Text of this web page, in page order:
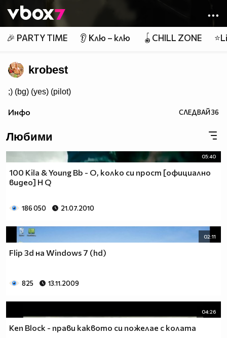
👾
🎉 PARTY TIME 👂 Клю – клю 🪀CHILL ZONE
krobest
;) (bg) (yes) (pilot)
Инфо СЛЕДВАЙ36
Любими
05:40
100 Kila & Young Bb - О, колко си прост [официално
видео] H Q
186 050 21.07.2010
02:11
Flip 3d на Windows 7 (hd)
825 13.11.2009
04:26
Ken Block - прави каквото си пожелае с колата